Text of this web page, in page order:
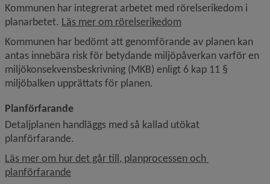
Kommunen har integrerat arbetet med rörelserikedom i
planarbetet. Läs mer om rörelserikedom
Kommunen har bedömt att genomförande av planen kan
antas innebära risk för betydande miljöpåverkan varför en
miljökonsekvensbeskrivning (MKB) enligt 6 kap 11 §
miljöbalken upprättats för planen.
Planförfarande
Detaljplanen handläggs med så kallad utökat
planförfarande.
Läs mer om hur det går till, planprocessen och
planförfarande